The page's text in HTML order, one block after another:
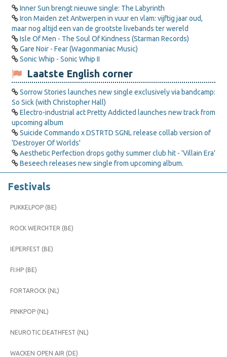
Inner Sun brengt nieuwe single: The Labyrinth
Iron Maiden zet Antwerpen in vuur en vlam: vijftig jaar oud,
maar nog altijd een van de grootste livebands ter wereld
Isle Of Men - The Soul Of Kindness (Starman Records)
Gare Noir - Fear (Wagonmaniac Music)
Sonic Whip - Sonic Whip II
Laatste English corner
Sorrow Stories launches new single exclusively via bandcamp:
So Sick (with Christopher Hall)
Electro-industrial act Pretty Addicted launches new track from
upcoming album
Suicide Commando x DSTRTD SGNL release collab version of
'Destroyer Of Worlds'
Aesthetic Perfection drops gothy summer club hit - 'Villain Era'
Beseech releases new single from upcoming album.
Festivals
PUKKELPOP (BE)
ROCK WERCHTER (BE)
IEPERFEST (BE)
FI:HP (BE)
FORTAROCK (NL)
PINKPOP (NL)
NEUROTIC DEATHFEST (NL)
WACKEN OPEN AIR (DE)